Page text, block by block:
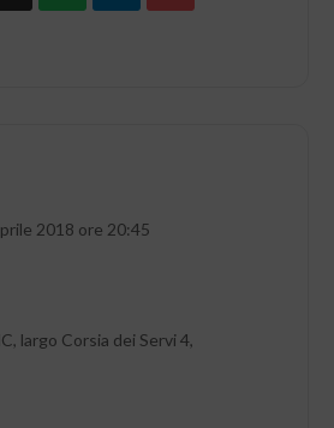
2018 ore 20:45
largo Corsia dei Servi 4,